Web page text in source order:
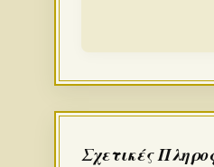
Σχετικές